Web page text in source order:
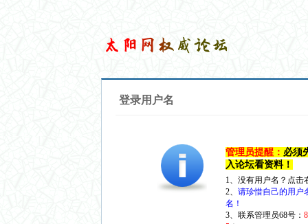
登录用户名
管理员提醒： 必须
入论坛看资料！
1、没有用户名？点
2、 请珍惜自己的用户
名！
3、联系管理员68号：